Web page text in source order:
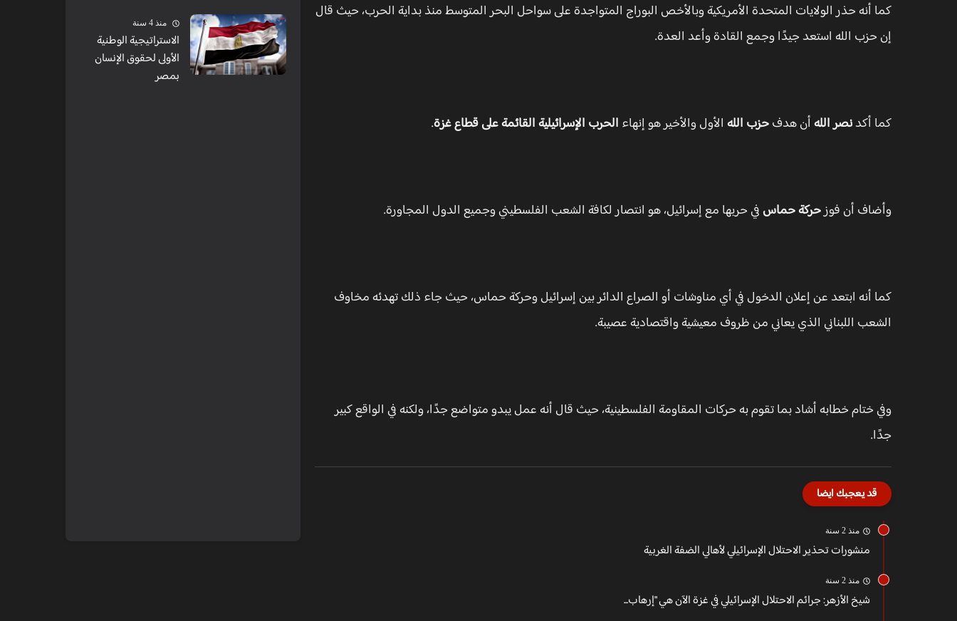
كما أنه حذر الولايات المتحدة الأمريكية وبالأخص البوراج المتواجدة على سواحل البحر المتوسط منذ بداية الحرب، حيث قال
إن حزب الله استعد جيدًا وجمع القادة وأعد العدة.
كما أكدنصر الله أن هدفحزب الله الأول والأخير هو إنهاء الحرب الإسرائيلية القائمة على قطاع غزة.
وأضاف أن فوزحركة حماس في حربها مع إسرائيل، هو انتصار لكافة الشعب الفلسطيني وجميع الدول المجاورة.
كما أنه ابتعد عن إعلان الدخول في أي مناوشات أو الصراع الدائر بين إسرائيل وحركة حماس، حيث جاء ذلك تهدئه مخاوف
الشعب اللبناني الذي يعاني من ظروف معيشية واقتصادية عصيبة.
وفي ختام خطابه أشاد بما تقوم به حركات المقاومة الفلسطينية، حيث قال أنه عمل يبدو متواضع جدًا، ولكنه في الواقع كبير
جدًا.
قد يعجبك ايضا
منذ 2 سنة
منشورات تحذير الاحتلال الإسرائيلي لأهالي الضفة الغربية
منذ 2 سنة
شيخ الأزهر: جرائم الاحتلال الإسرائيلي في غزة الآن هي "إرهاب...
منذ 4 سنة
الاستراتيجية الوطنية
الأولى لحقوق الإنسان
بمصر